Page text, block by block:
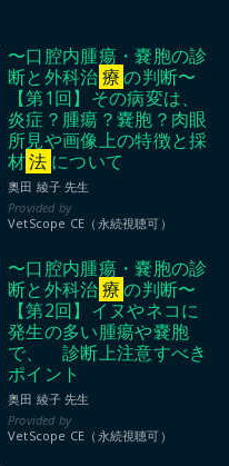
〜口腔内腫瘍・嚢胞の診
断と外科治療の判断〜
【第1回】その病変は、
炎症？腫瘍？嚢胞？肉眼
所見や画像上の特徴と採
材法 について
奥田 綾子 先生
VetScope CE（永続視聴可）
〜口腔内腫瘍・嚢胞の診
断と外科治療の判断〜
【第2回】イヌやネコに
発生の多い腫瘍や嚢胞
で、 診断上注意すべき
ポイント
奥田 綾子 先生
VetScope CE（永続視聴可）